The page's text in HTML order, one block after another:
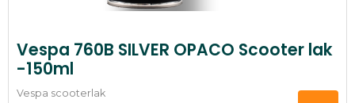
Vespa 760B SILVER OPACO Scooter lak
-150ml
Vespa scooterlak